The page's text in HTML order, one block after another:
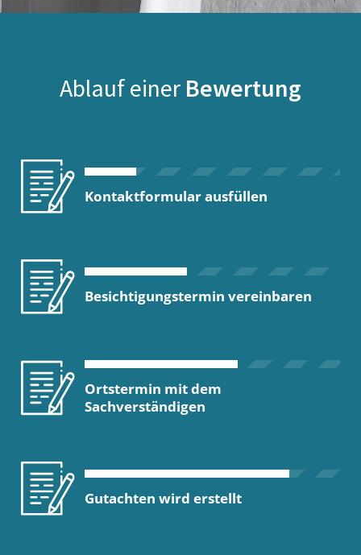
Ablauf einer Bewertung
Kontaktformular ausfüllen
Besichtigungstermin vereinbaren
Ortstermin mit dem
Sachverständigen
Gutachten wird erstellt